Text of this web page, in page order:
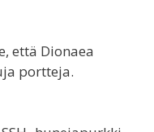
että Dionaea
portteja.